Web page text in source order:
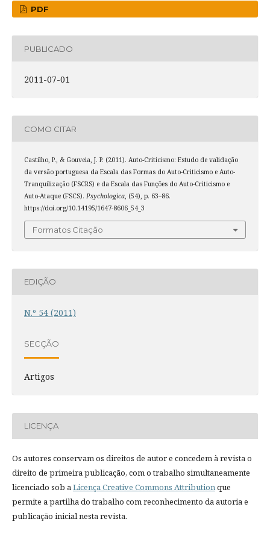
PDF
PUBLICADO
2011-07-01
COMO CITAR
Castilho, P., & Gouveia, J. P. (2011). Auto-Criticismo: Estudo de validação
da versão portuguesa da Escala das Formas do Auto-Criticismo e Auto-
Tranquilização (FSCRS) e da Escala das Funções do Auto-Criticismo e
Auto-Ataque (FSCS). Psychologica, (54), p. 63–86.
https://doi.org/10.14195/1647-8606_54_3
Formatos Citação
EDIÇÃO
N.º 54 (2011)
SECÇÃO
Artigos
LICENÇA
Os autores conservam os direitos de autor e concedem à revista o
direito de primeira publicação, com o trabalho simultaneamente
licenciado sob aLicença Creative Commons Attributionque
permite a partilha do trabalho com reconhecimento da autoria e
publicação inicial nesta revista.